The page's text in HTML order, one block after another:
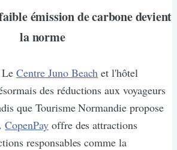
émission de carbone devient
la norme
LeCentre Juno Beach et l'hôtel
des réductions aux voyageurs
que Tourisme Normandie propose
.CopenPayoffre des attractions
responsables comme la